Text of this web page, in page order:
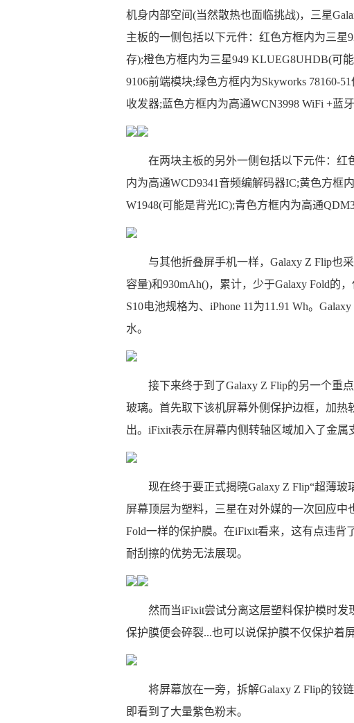
机身内部空间(当然散热也面临挑战)，三星
主板的一侧包括以下元件：红色方框内为三星
存);橙色方框内为三星949 KLUEG8UHDB(可
9106前端模块;绿色方框内为Skyworks 78160-
收发器;蓝色方框内为高通WCN3998 WiFi +蓝
在两块主板的另外一侧包括以下元件：红
内为高通WCD9341音频编解码器IC;黄色方框
W1948(可能是背光IC);青色方框内为高通
与其他折叠屏手机一样，Galaxy Z Flip也
容量)和930mAh()，累计，少于Galaxy Fold的
S10电池规格为、iPhone 11为11.91 Wh。
水。
接下来终于到了Galaxy Z Flip的另一个
玻璃。首先取下该机屏幕外侧保护边框，加
出。iFixit表示在屏幕内侧转轴区域加入了金属
现在终于要正式揭晓Galaxy Z Flip“超薄
屏幕顶层为塑料，三星在对外媒的一次回应中
Fold一样的保护膜。在iFixit看来，这有点违背
耐刮擦的优势无法展现。
然而当iFixit尝试分离这层塑料保护模时
保护膜便会碎裂...也可以说保护膜不仅保护着
将屏幕放在一旁，拆解Galaxy Z Flip的铰
即看到了大量紫色粉末。